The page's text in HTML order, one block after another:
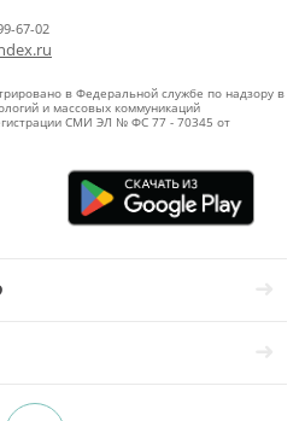
67-02
в Федеральной службе по надзору в
и массовых коммуникаций
СМИ ЭЛ № ФС 77 - 70345 от